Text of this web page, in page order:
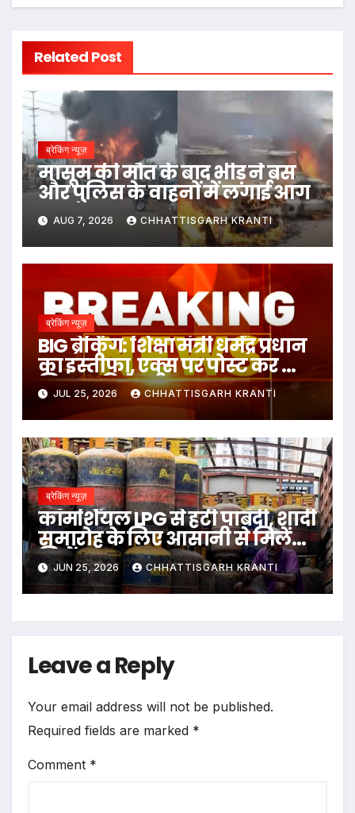
Related Post
ब्रेकिंग न्यूज़
मासूम की मौत के बाद भीड़ ने बस
और पुलिस के वाहनों में लगाई आग
AUG 7, 2026 CHHATTISGARH KRANTI
ब्रेकिंग न्यूज़
BIG ब्रेकिंग: शिक्षा मंत्री धर्मेंद्र प्रधान
का इस्तीफा, एक्स पर पोस्ट कर क्या
लिखा पढ़िये पूरी खबर
JUL 25, 2026 CHHATTISGARH KRANTI
ब्रेकिंग न्यूज़
कॉमर्शियल LPG से हटी पाबंदी, शादी
समारोह के लिए आसानी से मिलेंगे
सिलेंडर
JUN 25, 2026 CHHATTISGARH KRANTI
Leave a Reply
Your email address will not be published.
Required fields are marked *
Comment *